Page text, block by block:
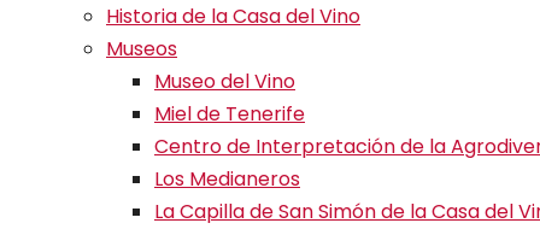
Historia de la Casa del Vino
Museos
Museo del Vino
Miel de Tenerife
Centro de Interpretación de la
Los Medianeros
La Capilla de San Simón de la Casa del